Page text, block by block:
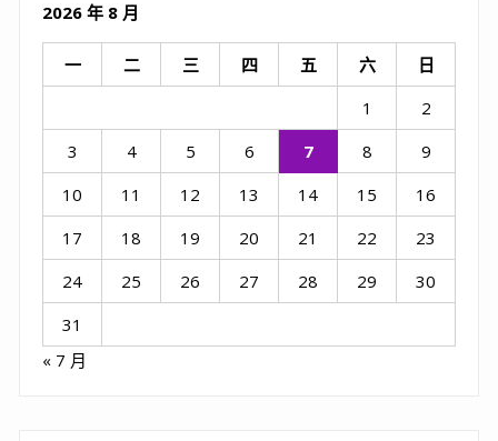
2026 年 8 月
一 二 三 四 五 六
日
1
2
3
4 5 6 7 8
9
10
11 12 13 14 15
16
17
18 19 20 21 22
23
24
25 26 27 28 29
30
31
« 7 月